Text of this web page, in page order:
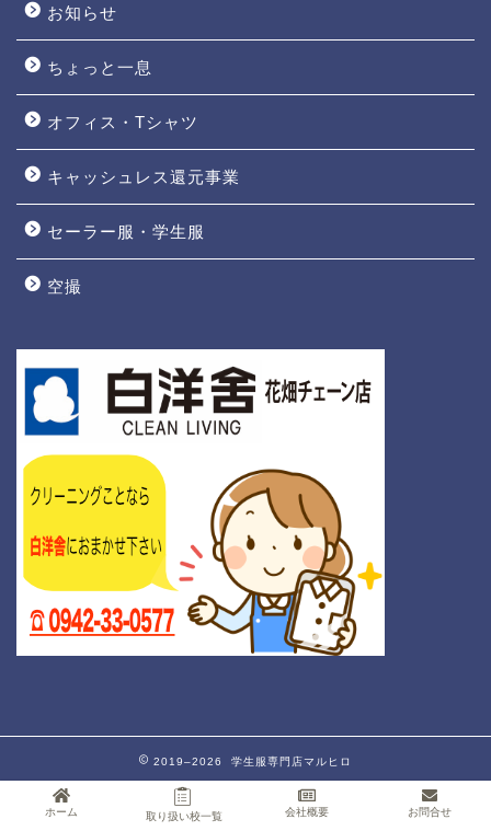
お知らせ
ちょっと一息
オフィス・Tシャツ
キャッシュレス還元事業
セーラー服・学生服
空撮
2019–2026 学生服専門店マルヒロ
ホーム 取り扱い校一覧 会社概要 お問合せ